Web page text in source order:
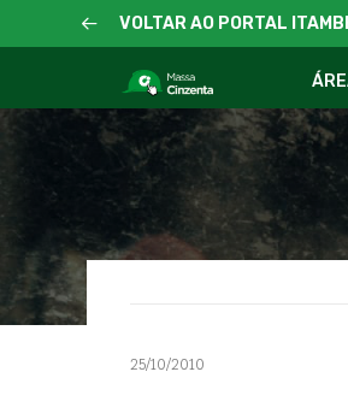
VOLTAR AO PORTAL
25/10/2010